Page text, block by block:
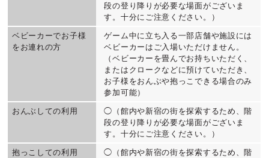
段の登り降りが必要な場面がございま
す。十分にご注意ください。）
ベビーカーでお子様
をお連れの方
ゲーム中に立ち入る一部店舗や施設には
ベビーカーはご入場いただけません。
（ベビーカーを畳んでお持ちいただく、
またはクロークなどに預けていただき、
お子様をおんぶや抱っこできる場合のみ
参加可能）
おんぶしての利用
◯（館内や新宿の街を探索するため、階
段の登り降りが必要な場面がございま
す。十分にご注意ください。）
抱っこしての利用
◯（館内や新宿の街を探索するため、階